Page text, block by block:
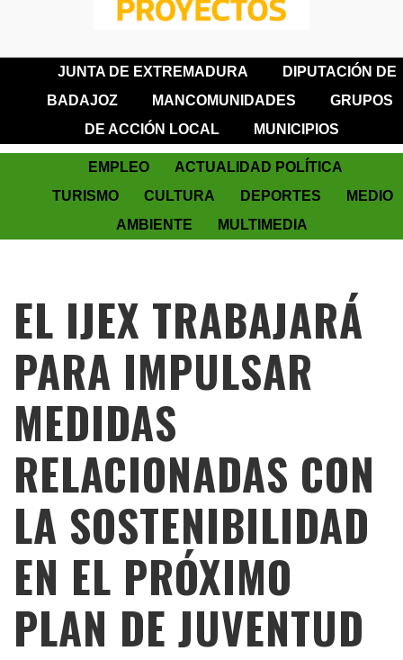
JUNTA DE EXTREMADURA
DIPUTACIÓN DE
BADAJOZ
MANCOMUNIDADES
GRUPOS
DE ACCIÓN LOCAL
MUNICIPIOS
EMPLEO
ACTUALIDAD POLÍTICA
TURISMO
CULTURA DEPORTES
MEDIO
AMBIENTE
MULTIMEDIA
EL IJEX TRABAJARÁ
PARA IMPULSAR
MEDIDAS
RELACIONADAS CON
LA SOSTENIBILIDAD
EN EL PRÓXIMO
PLAN DE JUVENTUD